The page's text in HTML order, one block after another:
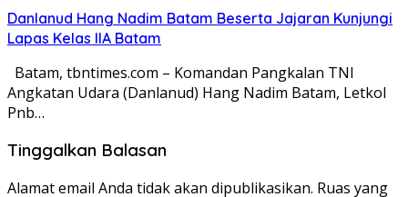
Danlanud Hang Nadim Batam Beserta Jajaran Kunjungi
Lapas Kelas IIA Batam
Batam, tbntimes.com – Komandan Pangkalan TNI
Angkatan Udara (Danlanud) Hang Nadim Batam, Letkol
Pnb…
Tinggalkan Balasan
Alamat email Anda tidak akan dipublikasikan. Ruas yang